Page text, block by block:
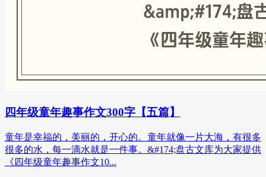
四年级童年趣事作文300字【五篇】
童年是幸福的，美丽的，开心的。童年就像一片大海，有很多
很多的水，每一滴水就是一件事。&#174;盘古文库为大家提供
《四年级童年趣事作文10...